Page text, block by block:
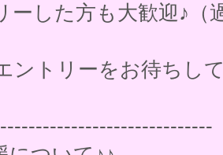
ーした方も大歓迎♪（
ントリーをお待ちし